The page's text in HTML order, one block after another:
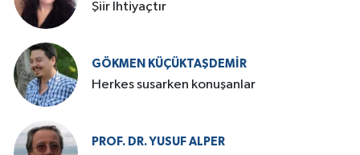
Şiir İhtiyaçtır
GÖKMEN KÜÇÜKTAŞDEMIR
Herkes susarken konuşanlar
PROF. DR. YUSUF ALPER